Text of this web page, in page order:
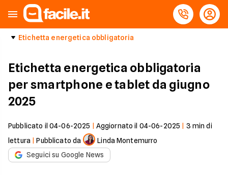
Etichetta energetica obbligatoria
Etichetta energetica obbligatoria
per smartphone e tablet da giugno
2025
Pubblicato il 04-06-2025 Aggiornato il 04-06-2025 3 min di
lettura |Pubblicato da
Linda Montemurro
Seguici su Google News